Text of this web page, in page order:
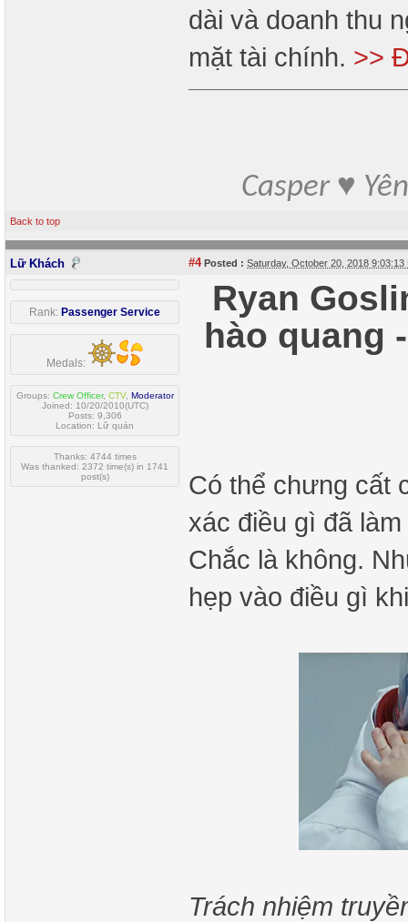
dài và doanh thu
mặt tài chính. >>
Casper ♥
Back to top
Lữ Khách #4Posted : Saturday, October 20, 2018 9:03:13
Rank: Passenger Service
Medals:
Groups: Crew Officer, CTV, Moderator
Joined: 10/20/2010(UTC)
Posts: 9,306
Location: Lữ quán
Thanks: 4744 times
Was thanked: 2372 time(s) in 1741
post(s)
Ryan
hào quang
Có thể chưng cất
xác điều gì đã
Chắc là không.
hẹp vào điều gì
Trách nhiệm